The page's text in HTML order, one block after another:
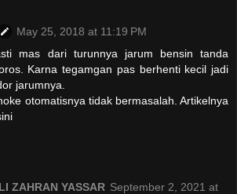
May 25, 2018 at 11:19 PM
mas dari turunnya jarum bensin tanda
Karna tegamgan pas berhenti kecil jadi
jarumnya.
otomatisnya tidak bermasalah. Artikelnya
ZAHRAN YASSAR September 2, 2021 at